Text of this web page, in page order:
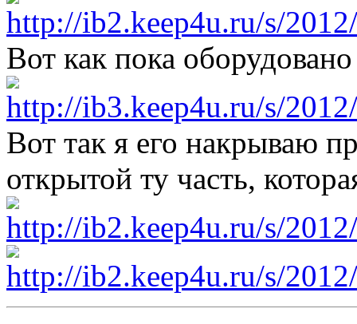
Вот как пока
Вот так я его накрываю
открытой ту часть,